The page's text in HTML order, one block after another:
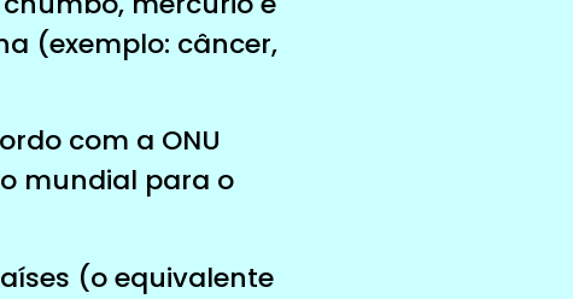
(exemplo: câncer,
com a ONU
mundial para o
(o equivalente